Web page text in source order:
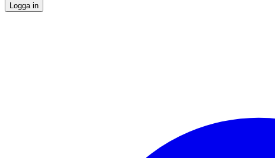
Logga in